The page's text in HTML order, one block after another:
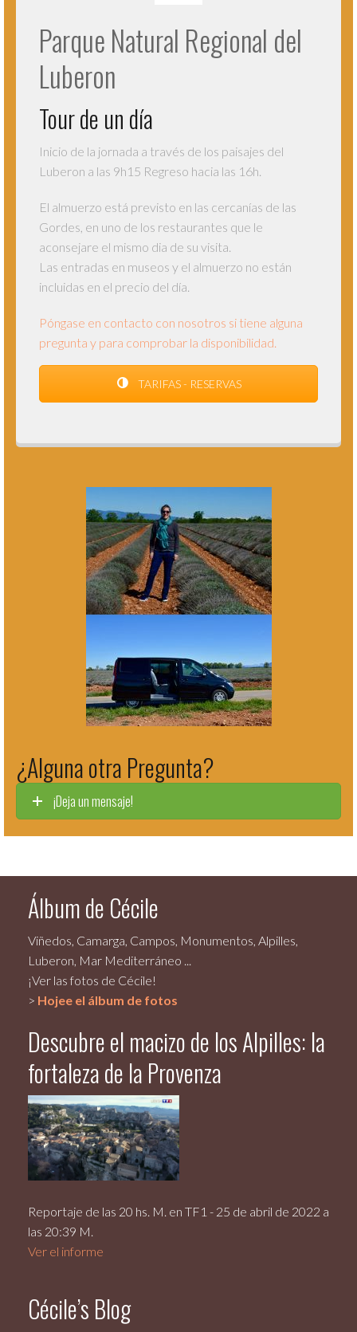
Parque Natural Regional del
Luberon
Tour de un día
Inicio de la jornada a través de los paisajes del
Luberon a las 9h15 Regreso hacia las 16h.
El almuerzo está previsto en las cercanías de las
Gordes, en uno de los restaurantes que le
aconsejare el mismo dia de su visita.
Las entradas en museos y el almuerzo no están
incluidas en el precio del día.
Póngase en contacto con nosotros si tiene alguna
pregunta y para comprobar la disponibilidad.
TARIFAS - RESERVAS
¿Alguna otra Pregunta?
¡Deja un mensaje!
Álbum de Cécile
Viñedos, Camarga, Campos, Monumentos, Alpilles,
Luberon, Mar Mediterráneo ...
¡Ver las fotos de Cécile!
> Hojee el álbum de fotos
Descubre el macizo de los Alpilles: la
fortaleza de la Provenza
Reportaje de las 20 hs. M. en TF1 - 25 de abril de 2022 a
las 20:39 M.
Ver el informe
Cécile’s Blog